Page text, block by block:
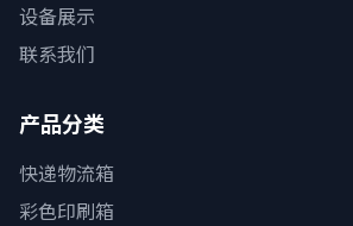
设备展示
联系我们
产品分类
快递物流箱
彩色印刷箱